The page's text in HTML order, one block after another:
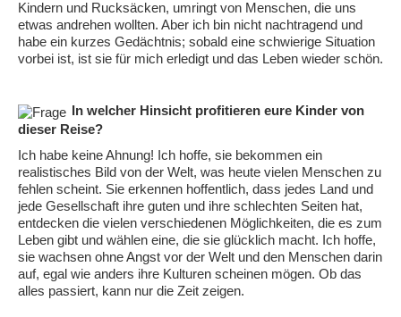
Kindern und Rucksäcken, umringt von Menschen, die uns
etwas andrehen wollten. Aber ich bin nicht nachtragend und
habe ein kurzes Gedächtnis; sobald eine schwierige Situation
vorbei ist, ist sie für mich erledigt und das Leben wieder schön.
In welcher Hinsicht profitieren eure Kinder von
dieser Reise?
Ich habe keine Ahnung! Ich hoffe, sie bekommen ein
realistisches Bild von der Welt, was heute vielen Menschen zu
fehlen scheint. Sie erkennen hoffentlich, dass jedes Land und
jede Gesellschaft ihre guten und ihre schlechten Seiten hat,
entdecken die vielen verschiedenen Möglichkeiten, die es zum
Leben gibt und wählen eine, die sie glücklich macht. Ich hoffe,
sie wachsen ohne Angst vor der Welt und den Menschen darin
auf, egal wie anders ihre Kulturen scheinen mögen. Ob das
alles passiert, kann nur die Zeit zeigen.